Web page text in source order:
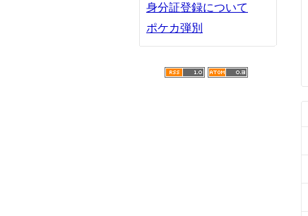
身分証登録について
ポケカ弾別